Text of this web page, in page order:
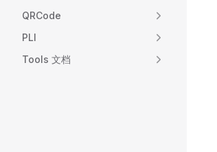
QRCode
PLI
Tools 文档